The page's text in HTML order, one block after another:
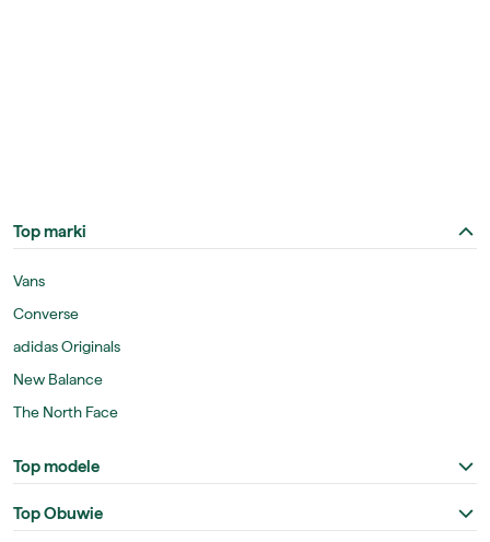
Top marki
Vans
Converse
adidas Originals
New Balance
The North Face
Top modele
Top Obuwie